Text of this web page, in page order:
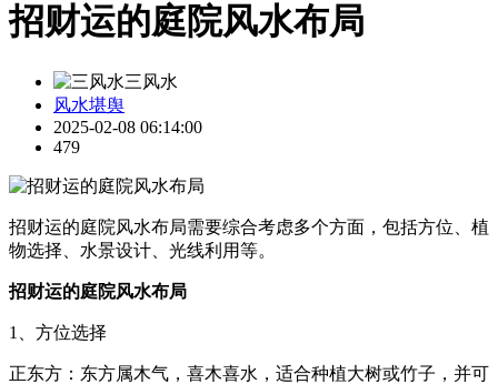
招财运的庭院风水布局
三风水
风水堪舆
2025-02-08 06:14:00
479
招财运的庭院风水布局需要综合考虑多个方面，包括方位、植
物选择、水景设计、光线利用等。
招财运的庭院风水布局
1、方位选择
正东方：东方属木气，喜木喜水，适合种植大树或竹子，并可